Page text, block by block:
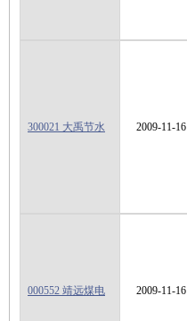
300021 大禹节水 2009-11-16
000552 靖远煤电 2009-11-16